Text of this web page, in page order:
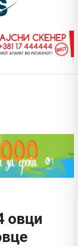
овци